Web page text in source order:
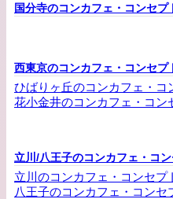
国分寺のコンカフェ・コンセプ
西東京のコンカフェ・コンセプ
ひばりヶ丘のコンカフェ・コ
花小金井のコンカフェ・コン
立川/八王子のコンカフェ・コ
立川のコンカフェ・コンセプ
八王子のコンカフェ・コンセ